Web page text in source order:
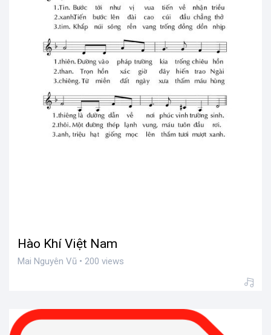
Hào Khí Việt Nam
Mai Nguyên Vũ • 200 views